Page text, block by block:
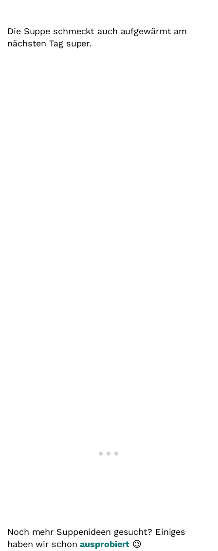
Die Suppe schmeckt auch aufgewärmt am
nächsten Tag super.
Noch mehr Suppenideen gesucht? Einiges
haben wir schonausprobiert 😉